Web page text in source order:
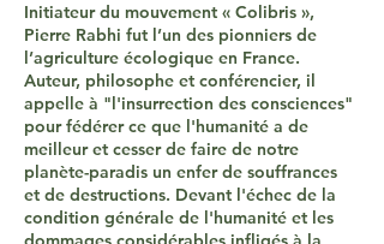
Initiateur du mouvement « Colibris »,
Pierre Rabhi fut l’un des pionniers de
l’agriculture écologique en France.
Auteur, philosophe et conférencier, il
appelle à "l'insurrection des consciences"
pour fédérer ce que l'humanité a de
meilleur et cesser de faire de notre
planète-paradis un enfer de souffrances
et de destructions. Devant l'échec de la
condition générale de l'humanité et les